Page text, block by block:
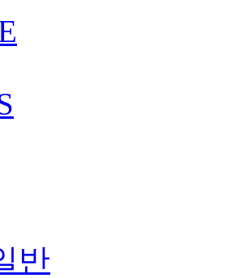
반